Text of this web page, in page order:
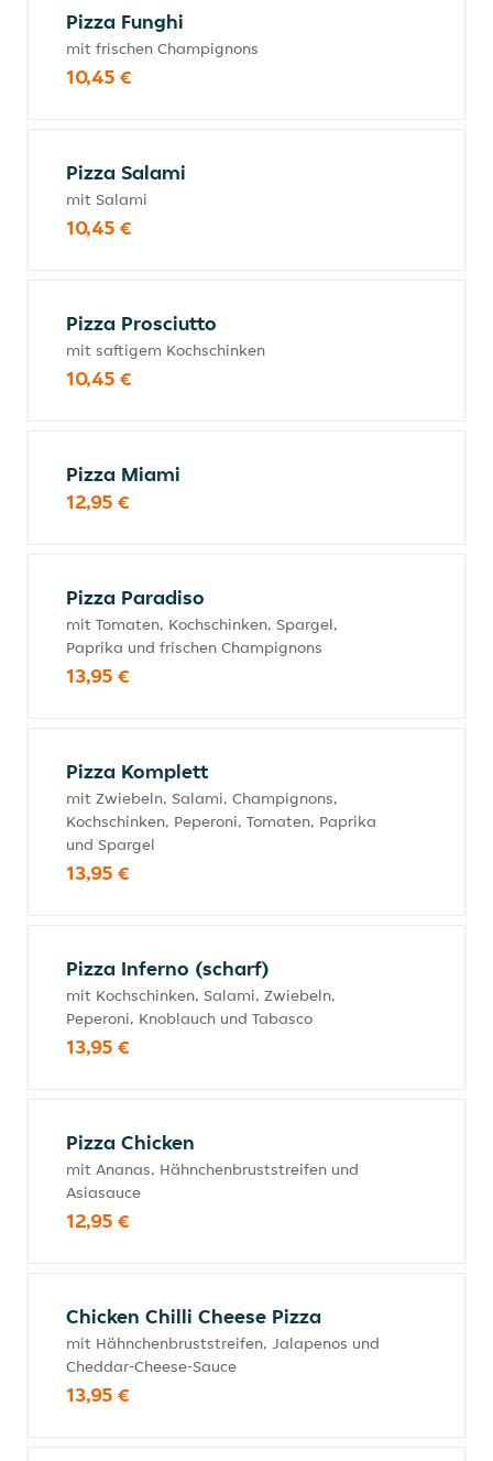
Pizza Funghi
mit frischen Champignons
10,45 €
Pizza Salami
mit Salami
10,45 €
Pizza Prosciutto
mit saftigem Kochschinken
10,45 €
Pizza Miami
12,95 €
Pizza Paradiso
mit Tomaten, Kochschinken, Spargel,
Paprika und frischen Champignons
13,95 €
Pizza Komplett
mit Zwiebeln, Salami, Champignons,
Kochschinken, Peperoni, Tomaten, Paprika
und Spargel
13,95 €
Pizza Inferno (scharf)
mit Kochschinken, Salami, Zwiebeln,
Peperoni, Knoblauch und Tabasco
13,95 €
Pizza Chicken
mit Ananas, Hähnchenbruststreifen und
Asiasauce
12,95 €
Chicken Chilli Cheese Pizza
mit Hähnchenbruststreifen, Jalapenos und
Cheddar-Cheese-Sauce
13,95 €